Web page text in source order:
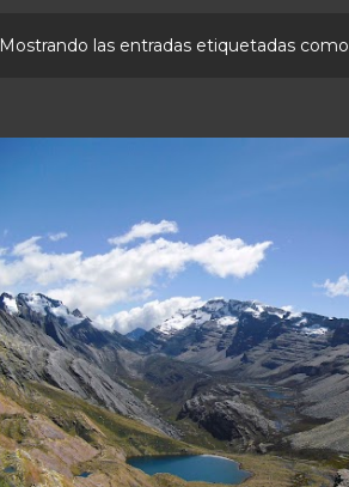
Mostrando las entradas etiquetadas como